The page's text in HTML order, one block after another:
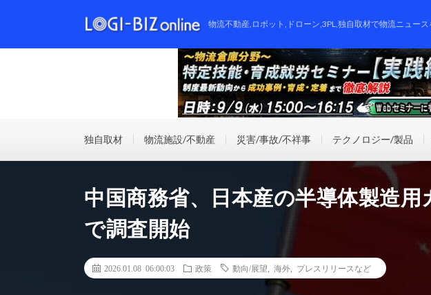
物流不動産,ロボット,ドローン,3PL,独自取材で物流ニュー
独自取材 物流施設/不動産 災害/事故/不祥事 テクノロジー/製品
中国商務省、日本産の半導体製造
で調査開始
2026.01.08 06:00:03 政策 動向/展望 海外 プレスリリースなど